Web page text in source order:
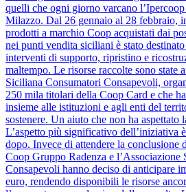
quelli che ogni giorno varcano
Milazzo. Dal 26 gennaio al 28 febbraio,
prodotti a marchio Coop acquistati dai
nei punti vendita siciliani è stato
interventi di supporto, ripristino e
maltempo. Le risorse raccolte sono state
Siciliana Consumatori Consapevoli,
250 mila titolari della Coop Card e che
insieme alle istituzioni e agli enti del
sostenere. Un aiuto che non ha aspettato
L’aspetto più significativo dell’iniziativa
dopo. Invece di attendere la conclusione
Coop Gruppo Radenza e l’Associazione
Consapevoli hanno deciso di anticipare
euro, rendendo disponibili le risorse